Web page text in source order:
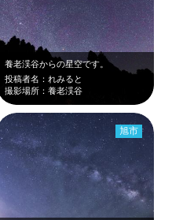
養老渓谷からの星空です。
投稿者名：れみると
撮影場所：養老渓谷
旭市